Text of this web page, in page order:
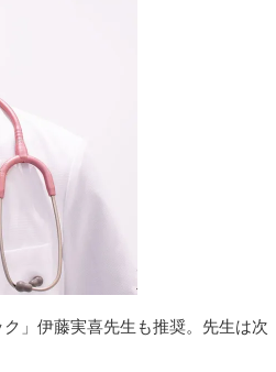
」伊藤実喜先⽣も推奨。先生は次